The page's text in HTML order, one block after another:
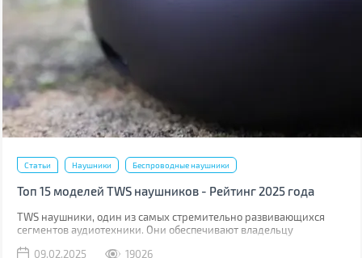
Статьи Наушники Беспроводные наушники
Топ 15 моделей TWS наушников - Рейтинг 2025 года
TWS наушники, один из самых стремительно развивающихся
сегментов аудиотехники. Они обеспечивают владельцу
09.02.2025 19026